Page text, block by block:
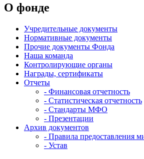
О фонде
Учредительные документы
Нормативные документы
Прочие документы Фонда
Наша команда
Контролирующие органы
Награды, сертификаты
Отчеты
- Финансовая отчетность
- Статистическая отчетность
- Стандарты МФО
- Презентации
Архив документов
- Правила предоставления
- Устав